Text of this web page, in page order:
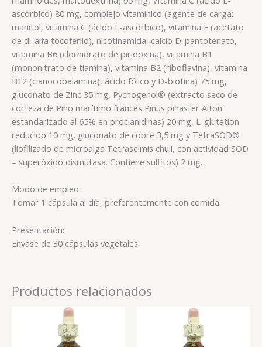
ascórbico) 80 mg, complejo vitamínico (agente de carga:
manitol, vitamina C (ácido L-ascórbico), vitamina E (acetato
de dl-alfa tocoferilo), nicotinamida, calcio D-pantotenato,
vitamina B6 (clorhidrato de piridoxina), vitamina B1
(mononitrato de tiamina), vitamina B2 (riboflavina), vitamina
B12 (cianocobalamina), ácido fólico y D-biotina) 75 mg,
gluconato de Zinc 35 mg, Pycnogenol® (extracto seco de
corteza de Pino marítimo francés Pinus pinaster Aiton
estandarizado al 65% en procianidinas) 20 mg, L-glutation
reducido 10 mg, gluconato de cobre 3,5 mg y TetraSOD®
(liofilizado de microalga Tetraselmis chuii, con actividad SOD
– superóxido dismutasa. Contiene sulfitos) 2 mg.
Modo de empleo:
Tomar 1 cápsula al día, preferentemente con comida.
Presentación:
Envase de 30 cápsulas vegetales.
Productos relacionados